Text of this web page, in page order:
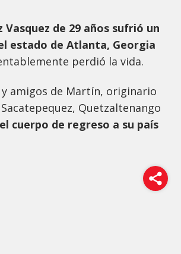
Vasquez de 29 años sufrió un
estado de Atlanta, Georgia
perdió la vida.
amigos de Martín, originario
Quetzaltenango
cuerpo de regreso a su país